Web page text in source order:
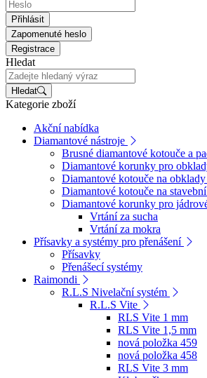
Přihlásit
Zapomenuté heslo
Registrace
Hledat
Hledat
Kategorie zboží
Akční nabídka
Diamantové nástroje
Brusné diamantové kotouče a
Diamantové korunky pro
Diamantové kotouče na
Diamantové kotouče na
Diamantové korunky pro
Vrtání za sucha
Vrtání za mokra
Přísavky a systémy pro přenášení
Přísavky
Přenášecí systémy
Raimondi
R.L.S Nivelační systém
R.L.S Vite
RLS Vite 1 mm
RLS Vite 1,5 mm
nová položka 459
nová položka 458
RLS Vite 3 mm